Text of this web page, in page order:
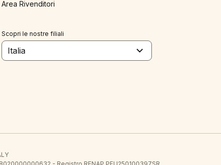
Area Rivenditori
Scopri le nostre filiali
Italia